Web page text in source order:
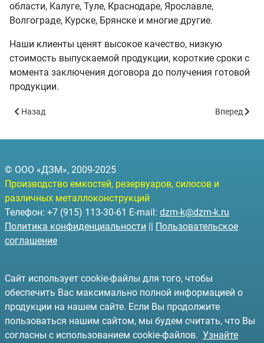
области, Калуге, Туле, Краснодаре, Ярославле,
Волгограде, Курске, Брянске и многие другие.
Наши клиенты ценят высокое качество, низкую
стоимость выпускаемой продукции, короткие сроки с
момента заключения договора до получения готовой
продукции.
Предыдущий: 94 ав а
Назад Следующий:
Вперед
© ООО «ДЗМ», 2009-2025
Производство емкостей, резервуаров, силосов и
различных металлоконструкций
Телефон: +7 (915) 113-30-61 E-mail: dzm-k@dzm-k.ru
Политика конфиденциальности || Пользовательское
соглашение
Сайт использует cookie-файлы для того, чтобы
обеспечить Вас максимально полной информацией о
продукции на нашем сайте. Если Вы продолжите
пользоваться нашим сайтом, мы будем считать, что Вы
согласны с использованием cookie-файлов. Узнайте